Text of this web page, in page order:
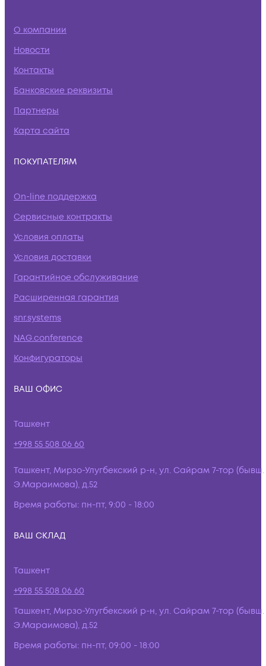
О компании
Новости
Контакты
Банковские реквизиты
Партнеры
Карта сайта
ПОКУПАТЕЛЯМ
On-line поддержка
Сервисные контракты
Условия оплаты
Условия доставки
Гарантийное обслуживание
Расширенная гарантия
snr.systems
NAG.conference
Конфигураторы
ВАШ ОФИС
Ташкент
+998 55 508 06 60
Ташкент, Мирзо-Улугбекский р-н, ул. Сайрам 7-тор (бывш.
Э.Мараимова), д.52
Время работы: пн-пт, 9:00 - 18:00
ВАШ СКЛАД
Ташкент
+998 55 508 06 60
Ташкент, Мирзо-Улугбекский р-н, ул. Сайрам 7-тор (бывш.
Э.Мараимова), д.52
Время работы: пн-пт, 09:00 - 18:00